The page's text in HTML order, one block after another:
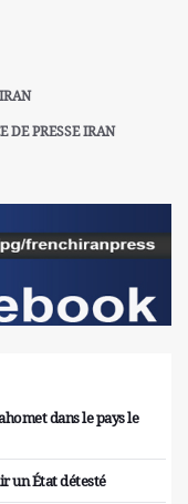
DE PRESSE IRAN
dans le pays le
un État détesté